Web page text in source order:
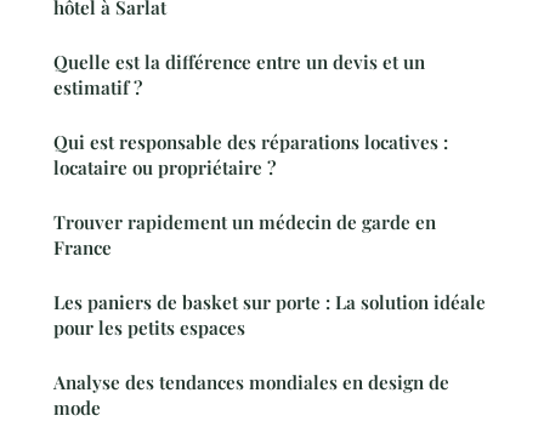
hôtel à Sarlat
Quelle est la différence entre un devis et un
estimatif ?
Qui est responsable des réparations locatives :
locataire ou propriétaire ?
Trouver rapidement un médecin de garde en
France
Les paniers de basket sur porte : La solution idéale
pour les petits espaces
Analyse des tendances mondiales en design de
mode